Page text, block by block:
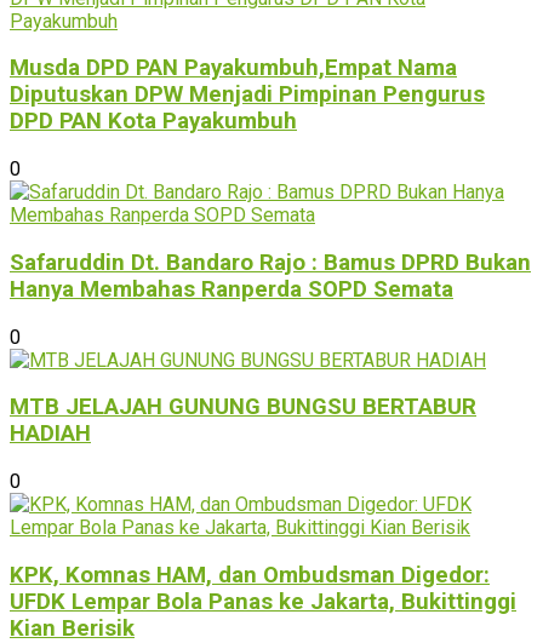
Musda DPD PAN Payakumbuh,Empat Nama
Diputuskan DPW Menjadi Pimpinan Pengurus
DPD PAN Kota Payakumbuh
0
Safaruddin Dt. Bandaro Rajo : Bamus DPRD Bukan
Hanya Membahas Ranperda SOPD Semata
0
MTB JELAJAH GUNUNG BUNGSU BERTABUR
HADIAH
0
KPK, Komnas HAM, dan Ombudsman Digedor:
UFDK Lempar Bola Panas ke Jakarta, Bukittinggi
Kian Berisik